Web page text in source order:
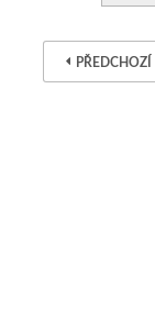
PŘEDCHOZÍ